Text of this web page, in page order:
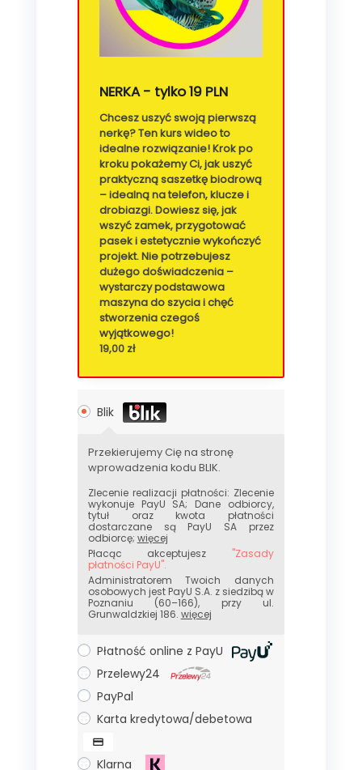
NERKA - tylko 19 PLN
Chcesz uszyć swoją pierwszą
nerkę? Ten kurs wideo to
idealne rozwiązanie! Krok po
kroku pokażemy Ci, jak uszyć
praktyczną saszetkę biodrową
– idealną na telefon, klucze i
drobiazgi. Dowiesz się, jak
wszyć zamek, przygotować
pasek i estetycznie wykończyć
projekt. Nie potrzebujesz
dużego doświadczenia –
wystarczy podstawowa
maszyna do szycia i chęć
stworzenia czegoś
wyjątkowego!
19,00 zł
Blik
Przekierujemy Cię na stronę
wprowadzenia kodu BLIK.
Zlecenie realizacji płatności: Zlecenie
wykonuje PayU SA; Dane odbiorcy,
tytuł oraz kwota płatności
dostarczane są PayU SA przez
odbiorcę; więcej
Płacąc akceptujesz "Zasady
płatności PayU".
Administratorem Twoich danych
osobowych jest PayU S.A. z siedzibą w
Poznaniu (60–166), przy ul.
Grunwaldzkiej 186. więcej
Płatność online z PayU
Przelewy24
PayPal
Karta kredytowa/debetowa
Klarna